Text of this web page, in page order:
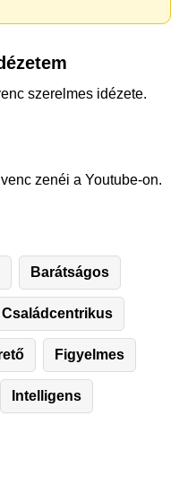
szerelmes idézete.
zenéi a Youtube-on.
Barátságos
Családcentrikus
Figyelmes
Intelligens